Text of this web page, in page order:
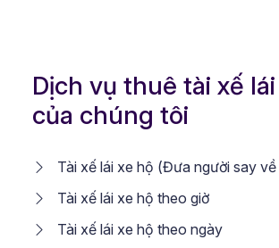
Dịch vụ thuê tài xế
của chúng tôi
Tài xế lái xe hộ (Đưa người say về
Tài xế lái xe hộ theo giờ
Tài xế lái xe hộ theo ngày